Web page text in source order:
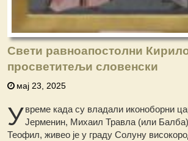
Свети равноапостолни
просветитељи словенски
мај 23, 2025
Увреме када су владали иконоборни
Јерменин, Михаил Травла (или
Теофил, живео је у граду Солуну